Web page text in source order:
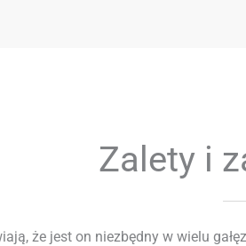
Zalety i
że jest on niezbędny w wielu